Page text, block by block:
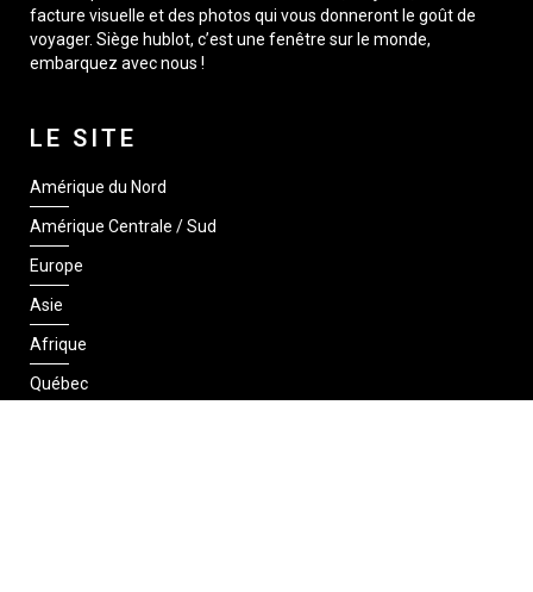
facture visuelle et des photos qui vous donneront le goût de
voyager. Siège hublot, c’est une fenêtre sur le monde,
embarquez avec nous !
LE SITE
Amérique du Nord
Amérique Centrale / Sud
Europe
Asie
Afrique
Québec